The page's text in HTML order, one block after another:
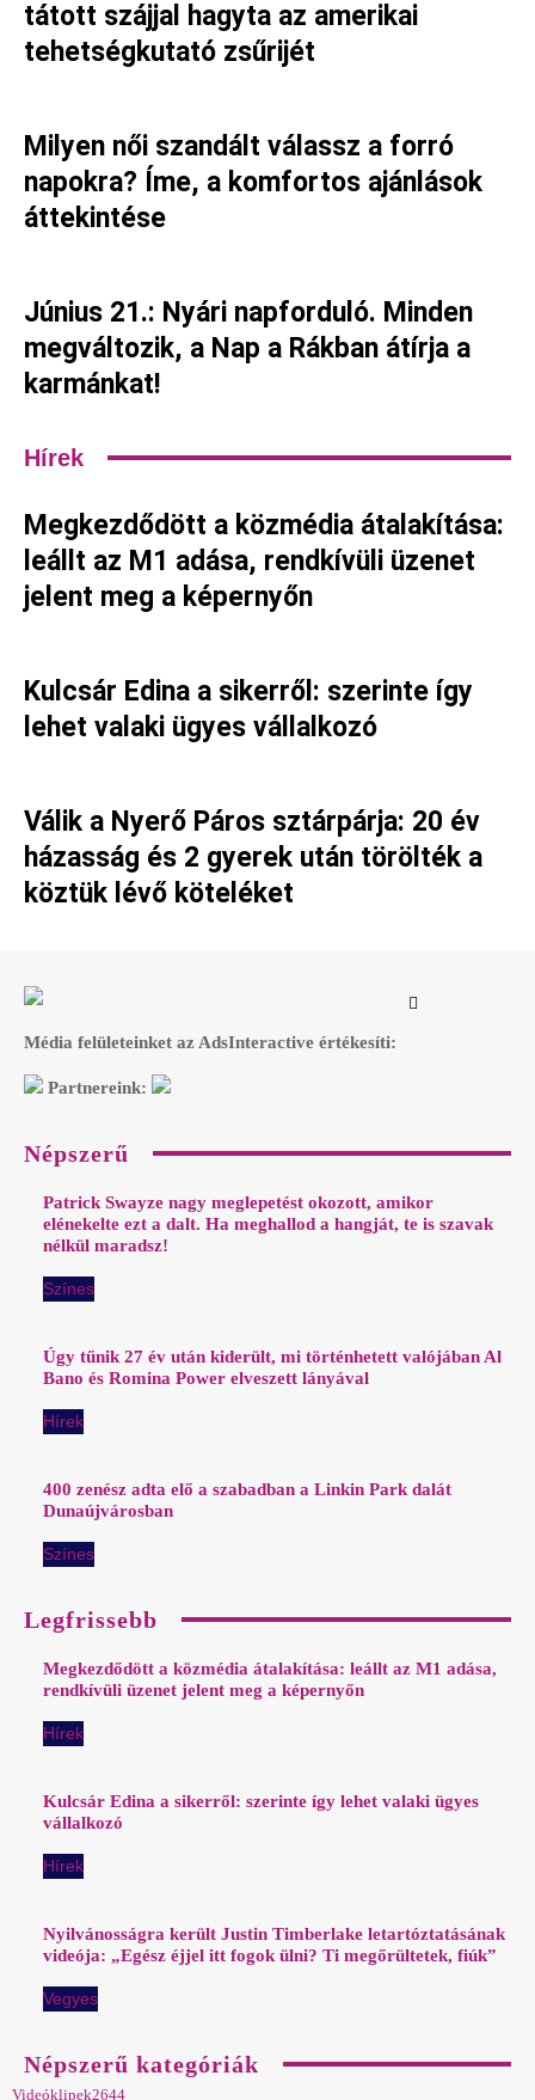
tátott szájjal hagyta az amerikai
tehetségkutató zsűrijét
Milyen női szandált válassz a forró
napokra? Íme, a komfortos ajánlások
áttekintése
Június 21.: Nyári napforduló. Minden
megváltozik, a Nap a Rákban átírja a
karmánkat!
Hírek
Megkezdődött a közmédia átalakítása:
leállt az M1 adása, rendkívüli üzenet
jelent meg a képernyőn
Kulcsár Edina a sikerről: szerinte így
lehet valaki ügyes vállalkozó
Válik a Nyerő Páros sztárpárja: 20 év
házasság és 2 gyerek után törölték a
köztük lévő köteléket
Média felületeinket az AdsInteractive értékesíti:
Partnereink:
Népszerű
Patrick Swayze nagy meglepetést okozott, amikor
elénekelte ezt a dalt. Ha meghallod a hangját, te is szavak
nélkül maradsz!
Színes
Úgy tűnik 27 év után kiderült, mi történhetett valójában Al
Bano és Romina Power elveszett lányával
Hírek
400 zenész adta elő a szabadban a Linkin Park dalát
Dunaújvárosban
Színes
Legfrissebb
Megkezdődött a közmédia átalakítása: leállt az M1 adása,
rendkívüli üzenet jelent meg a képernyőn
Hírek
Kulcsár Edina a sikerről: szerinte így lehet valaki ügyes
vállalkozó
Hírek
Nyilvánosságra került Justin Timberlake letartóztatásának
videója: „Egész éjjel itt fogok ülni? Ti megőrültetek, fiúk”
Vegyes
Népszerű kategóriák
Videóklipek2644